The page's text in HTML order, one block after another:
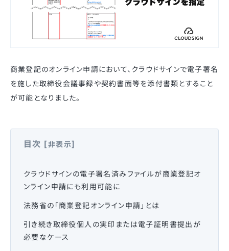
商業登記のオンライン申請において、クラウドサインで電子署名
を施した取締役会議事録や契約書面等を添付書類とすること
が可能となりました。
目次 [非表示]
クラウドサインの電子署名済みファイルが商業登記オ
ンライン申請にも利用可能に
法務省の「商業登記オンライン申請」とは
引き続き取締役個人の実印または電子証明書提出が
必要なケース